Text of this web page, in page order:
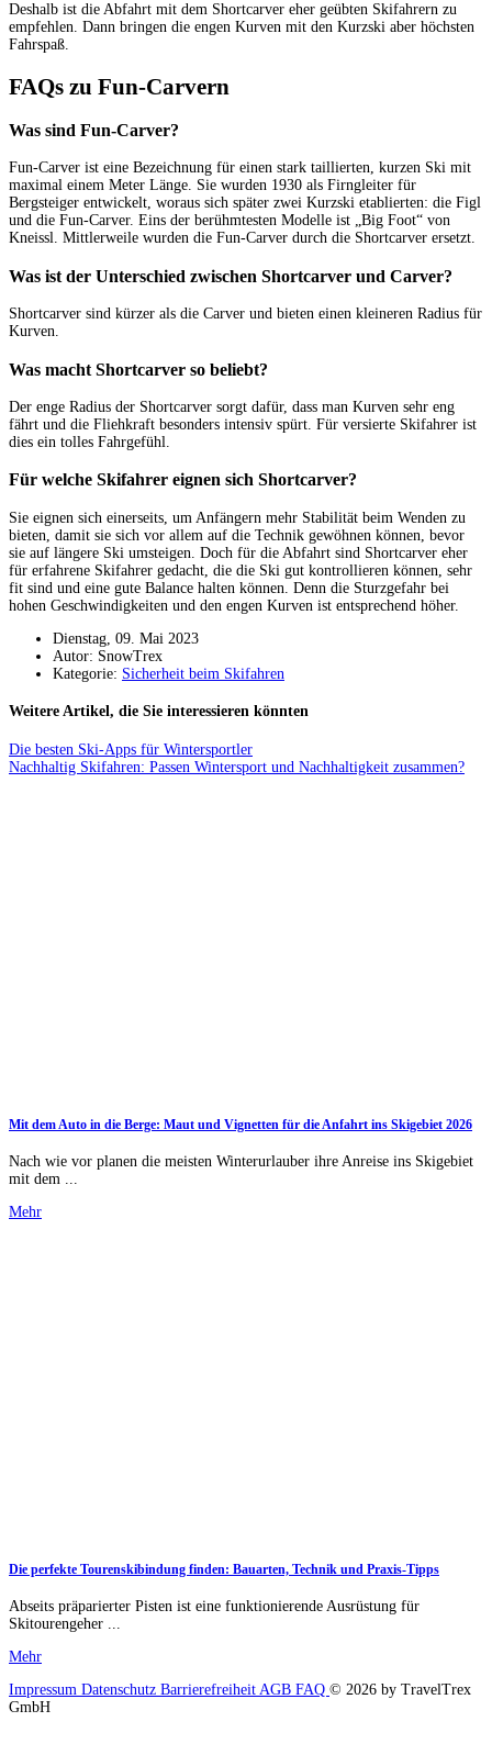
Deshalb ist die Abfahrt mit dem Shortcarver eher geübten Skifahrern zu
empfehlen. Dann bringen die engen Kurven mit den Kurzski aber höchsten
Fahrspaß.
FAQs zu Fun-Carvern
Was sind Fun-Carver?
Fun-Carver ist eine Bezeichnung für einen stark taillierten, kurzen Ski mit
maximal einem Meter Länge. Sie wurden 1930 als Firngleiter für
Bergsteiger entwickelt, woraus sich später zwei Kurzski etablierten: die Figl
und die Fun-Carver. Eins der berühmtesten Modelle ist „Big Foot“ von
Kneissl. Mittlerweile wurden die Fun-Carver durch die Shortcarver ersetzt.
Was ist der Unterschied zwischen Shortcarver und Carver?
Shortcarver sind kürzer als die Carver und bieten einen kleineren Radius für
Kurven.
Was macht Shortcarver so beliebt?
Der enge Radius der Shortcarver sorgt dafür, dass man Kurven sehr eng
fährt und die Fliehkraft besonders intensiv spürt. Für versierte Skifahrer ist
dies ein tolles Fahrgefühl.
Für welche Skifahrer eignen sich Shortcarver?
Sie eignen sich einerseits, um Anfängern mehr Stabilität beim Wenden zu
bieten, damit sie sich vor allem auf die Technik gewöhnen können, bevor
sie auf längere Ski umsteigen. Doch für die Abfahrt sind Shortcarver eher
für erfahrene Skifahrer gedacht, die die Ski gut kontrollieren können, sehr
fit sind und eine gute Balance halten können. Denn die Sturzgefahr bei
hohen Geschwindigkeiten und den engen Kurven ist entsprechend höher.
Dienstag, 09. Mai 2023
Autor: SnowTrex
Kategorie: Sicherheit beim Skifahren
Weitere Artikel, die Sie interessieren könnten
Die besten Ski-Apps für Wintersportler
Nachhaltig Skifahren: Passen Wintersport und Nachhaltigkeit zusammen?
Mit dem Auto in die Berge: Maut und Vignetten für die Anfahrt ins Skigebiet 2026
Nach wie vor planen die meisten Winterurlauber ihre Anreise ins Skigebiet
mit dem ...
Mehr
Die perfekte Tourenskibindung finden: Bauarten, Technik und Praxis-Tipps
Abseits präparierter Pisten ist eine funktionierende Ausrüstung für
Skitourengeher ...
Mehr
Impressum Datenschutz Barrierefreiheit AGB FAQ © 2026 by TravelTrex
GmbH